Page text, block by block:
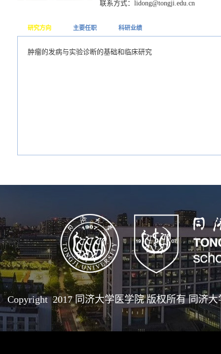
联系方式：lidong@tongji.edu.cn
研究方向 主要任职 科研业绩
肿瘤的发病与实验诊断的基础和临床研究
Copyright 2017 同济大学医学院 版权所有 同济